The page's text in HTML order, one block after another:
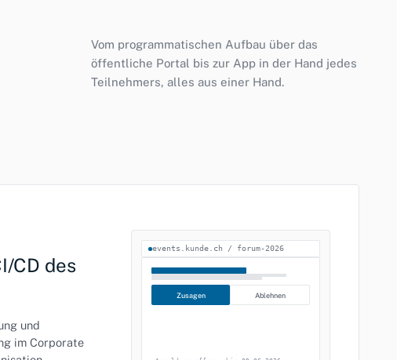
Vom programmatischen Aufbau über das
öffentliche Portal bis zur App in der Hand jedes
Teilnehmers, alles aus einer Hand.
CD des
und
im Corporate
events.kunde.ch / forum-2026
Zusagen Ablehnen